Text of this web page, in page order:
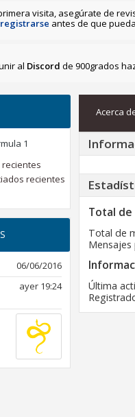
visita, asegúrate de
registrarse antes de que
al Discord de 900grados
1
recientes
06/06/2016
ayer 19:24
Acerca
Total de
Total de
Mensajes
Última